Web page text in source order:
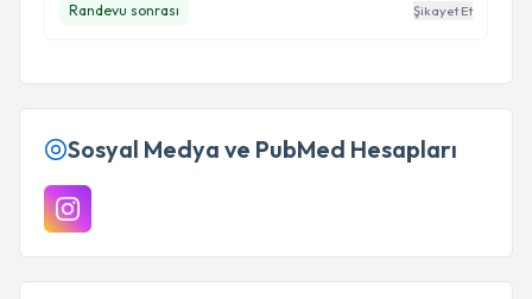
Randevu sonrası Şikayet Et
Sosyal Medya ve PubMed Hesapları